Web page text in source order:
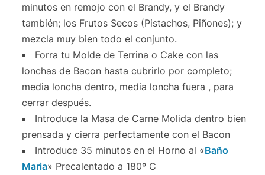
minutos en remojo con el Brandy, y el Brandy
también; los Frutos Secos (Pistachos, Piñones); y
mezcla muy bien todo el conjunto.
Forra tu Molde de Terrina o Cake con las
lonchas de Bacon hasta cubrirlo por completo;
media loncha dentro, media loncha fuera , para
cerrar después.
Introduce la Masa de Carne Molida dentro bien
prensada y cierra perfectamente con el Bacon
Introduce 35 minutos en el Horno al «Baño
Maria» Precalentado a 180º C